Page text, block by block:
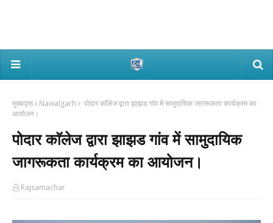
मुख्यपृष्ठ Nawalgarh
पोदार काॅलेज द्वारा झाझड गांव में सामुदायिक जागरूकता कार्यक्रम का
आयोजन।
पोदार काॅलेज द्वारा झाझड गांव में सामुदायिक
जागरूकता कार्यक्रम का आयोजन।
Rajsamachar